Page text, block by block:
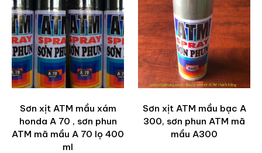
Sơn xịt ATM mầu xám
honda A 70 , sơn phun
ATM mã mầu A 70 lọ 400
ml
Sơn xịt ATM mầu bạc A
300, sơn phun ATM mã
mầu A300